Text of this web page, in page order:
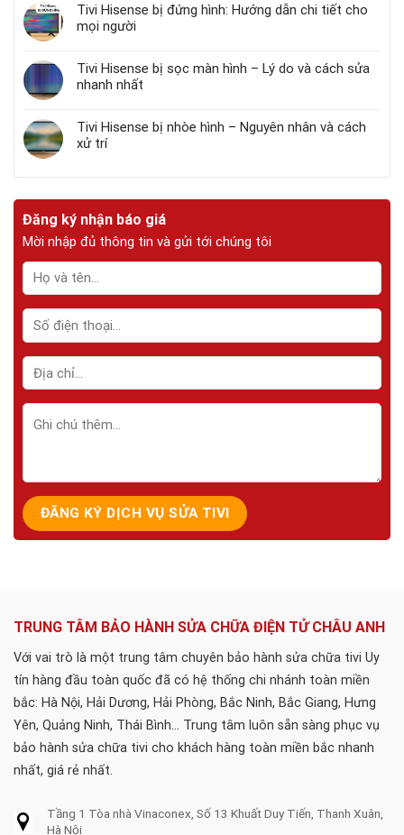
Tivi Hisense bị đứng hình: Hướng dẫn chi tiết cho
mọi người
Tivi Hisense bị sọc màn hình – Lý do và cách sửa
nhanh nhất
Tivi Hisense bị nhòe hình – Nguyên nhân và cách
xử trí
Đăng ký nhận báo giá
Mời nhập đủ thông tin và gửi tới chúng tôi
TRUNG TÂM BẢO HÀNH SỬA CHỮA ĐIỆN TỬ CHÂU ANH
Với vai trò là một trung tâm chuyên bảo hành sửa chữa tivi Uy
tín hàng đầu toàn quốc đã có hệ thống chi nhánh toàn miền
bắc: Hà Nội, Hải Dương, Hải Phòng, Bắc Ninh, Bắc Giang, Hưng
Yên, Quảng Ninh, Thái Bình... Trung tâm luôn sẵn sàng phục vụ
bảo hành sửa chữa tivi cho khách hàng toàn miền bắc nhanh
nhất, giá rẻ nhất.
Tầng 1 Tòa nhà Vinaconex, Số 13 Khuất Duy Tiến, Thanh Xuân,
Hà Nội